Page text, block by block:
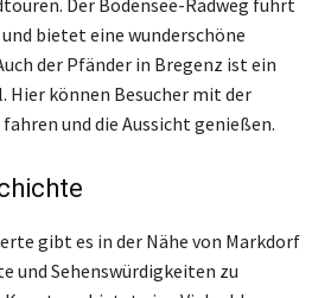
bietet eine wunderschöne
der Pfänder in Bregenz ist ein
Hier können Besucher mit der
und die Aussicht genießen.
gibt es in der Nähe von Markdorf
und Sehenswürdigkeiten zu